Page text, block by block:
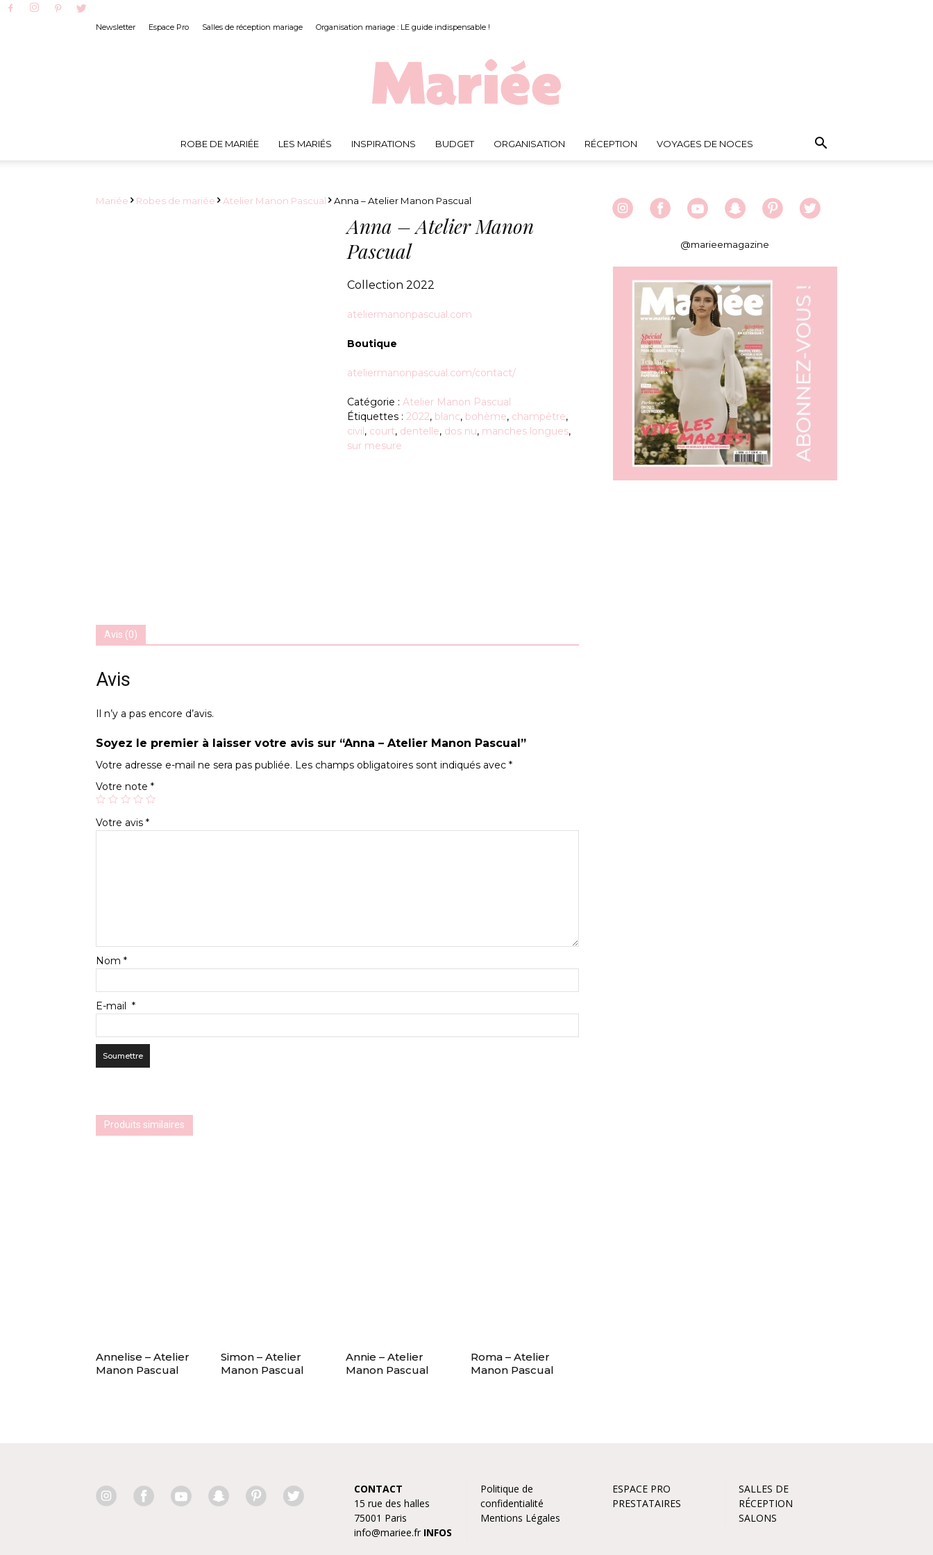
Newsletter Espace Pro Salles de réception mariage Organisation mariage : LE guide indispensable !
ROBE DE MARIÉE LES MARIÉS INSPIRATIONS BUDGET ORGANISATION RÉCEPTION VOYAGES DE NOCES
Mariée Robes de mariée Atelier Manon Pascual Anna – Atelier Manon Pascual
Anna – Atelier Manon
Pascual
Collection 2022
ateliermanonpascual.com
Boutique
ateliermanonpascual.com/contact/
Catégorie : Atelier Manon Pascual
Étiquettes : 2022, blanc, bohème, champêtre,
civil, court, dentelle, dos nu, manches longues,
sur mesure
Avis (0)
Avis
Il n’y a pas encore d’avis.
Soyez le premier à laisser votre avis sur “Anna – Atelier Manon Pascual”
Votre adresse e-mail ne sera pas publiée. Les champs obligatoires sont indiqués avec *
Votre note *
Votre avis *
Nom *
E-mail *
Produits similaires
Annelise – Atelier
Manon Pascual
Simon – Atelier
Manon Pascual
Annie – Atelier
Manon Pascual
Roma – Atelier
Manon Pascual
@marieemagazine
CONTACT
15 rue des halles
75001 Paris
info@mariee.fr INFOS
Politique de
confidentialité
Mentions Légales
ESPACE PRO
PRESTATAIRES
SALLES DE
RÉCEPTION
SALONS